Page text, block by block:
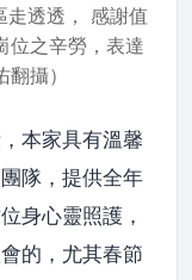
走透透， 感謝值
位之辛勞，表達
攝）
本家具有溫馨
隊，提供全年
身心靈照護，
的，尤其春節